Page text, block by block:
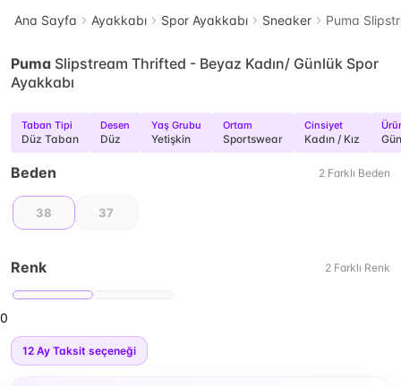
Ana Sayfa Ayakkabı Spor Ayakkabı Sneaker Puma
Puma Slipstream Thrifted - Beyaz Kadın/ Günlük Spor
Ayakkabı
Taban Tipi
Düz Taban
Desen
Düz
Yaş Grubu
Yetişkin
Ortam
Sportswear
Cinsiyet
Kadın / Kız
Beden 2 Farklı Beden
38 37
Renk 2 Farklı Renk
0
12 Ay Taksit seçeneği